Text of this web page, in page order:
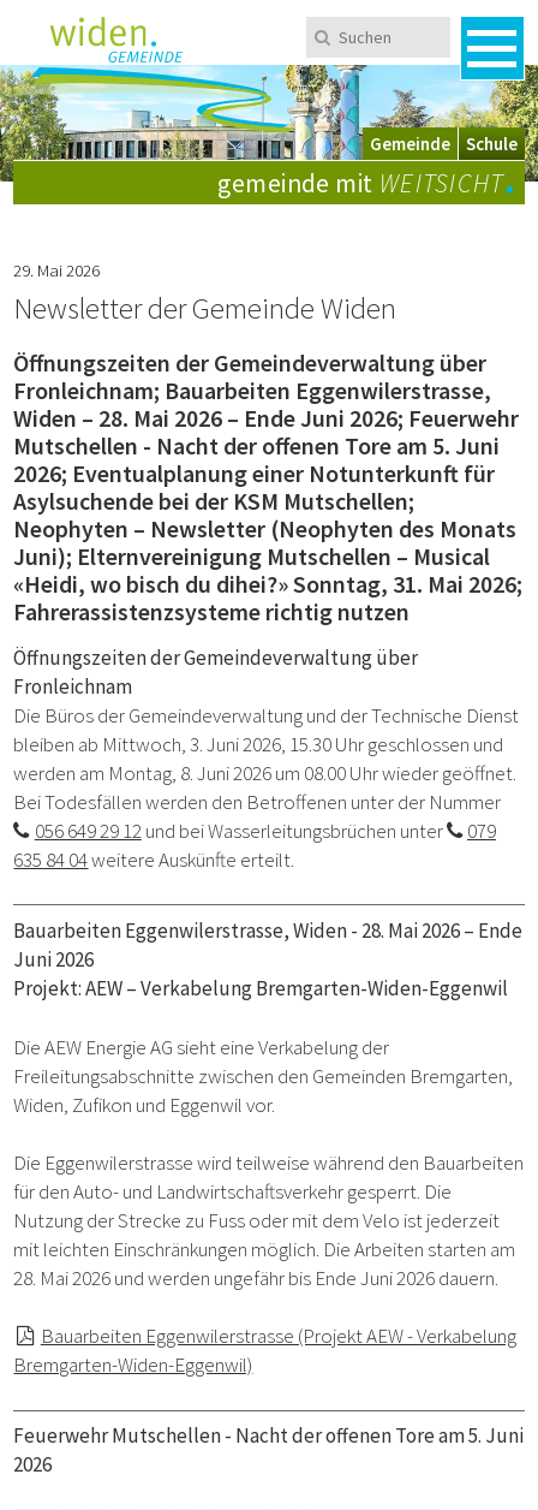
Navigieren in Widen
Schnellnavigation
Metanavigation
Suchbegriff
Suchen
Mobile Navigation
Wechsel zwischen Gemeinde und Schule Gemeinde Schule
gemeinde mit WEITSICHT.
29. Mai 2026
Newsletter der Gemeinde Widen
Öffnungszeiten der Gemeindeverwaltung über
Fronleichnam; Bauarbeiten Eggenwilerstrasse,
Widen – 28. Mai 2026 – Ende Juni 2026; Feuerwehr
Mutschellen - Nacht der offenen Tore am 5. Juni
2026; Eventualplanung einer Notunterkunft für
Asylsuchende bei der KSM Mutschellen;
Neophyten – Newsletter (Neophyten des Monats
Juni); Elternvereinigung Mutschellen – Musical
«Heidi, wo bisch du dihei?» Sonntag, 31. Mai 2026;
Fahrerassistenzsysteme richtig nutzen
Öffnungszeiten der Gemeindeverwaltung über
Fronleichnam
Die Büros der Gemeindeverwaltung und der Technische Dienst
bleiben ab Mittwoch, 3. Juni 2026, 15.30 Uhr geschlossen und
werden am Montag, 8. Juni 2026 um 08.00 Uhr wieder geöffnet.
Bei Todesfällen werden den Betroffenen unter der Nummer
056 649 29 12und bei Wasserleitungsbrüchen unter
079
635 84 04weitere Auskünfte erteilt.
Bauarbeiten Eggenwilerstrasse, Widen - 28. Mai 2026 – Ende
Juni 2026
Projekt: AEW – Verkabelung Bremgarten-Widen-Eggenwil
Die AEW Energie AG sieht eine Verkabelung der
Freileitungsabschnitte zwischen den Gemeinden Bremgarten,
Widen, Zufikon und Eggenwil vor.
Die Eggenwilerstrasse wird teilweise während den Bauarbeiten
für den Auto- und Landwirtschaftsverkehr gesperrt. Die
Nutzung der Strecke zu Fuss oder mit dem Velo ist jederzeit
mit leichten Einschränkungen möglich. Die Arbeiten starten am
28. Mai 2026 und werden ungefähr bis Ende Juni 2026 dauern.
Bauarbeiten Eggenwilerstrasse (Projekt AEW - Verkabelung
Bremgarten-Widen-Eggenwil)
Feuerwehr Mutschellen - Nacht der offenen Tore am 5. Juni
2026